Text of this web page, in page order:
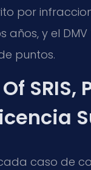
por
y el
puntos.
cada caso de